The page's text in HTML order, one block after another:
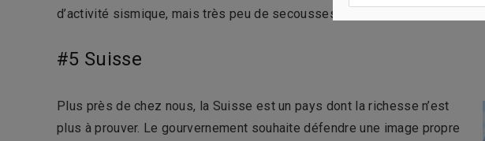
d’activité sismique, mais très peu de secousses sont ressenties.
#5 Suisse
Plus près de chez nous, la Suisse est un pays dont la richesse n’est
plus à prouver. Le gourvernement souhaite défendre une image propre